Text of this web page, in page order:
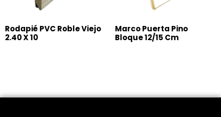
Rodapié PVC Roble Viejo
2.40 X 10
Marco Puerta Pino
Bloque 12/15 Cm